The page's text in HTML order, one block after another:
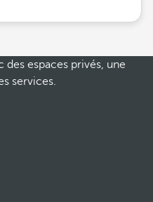
espaces privés, une
services.